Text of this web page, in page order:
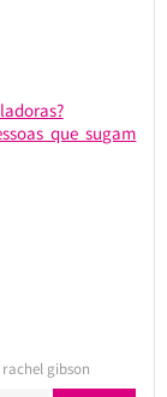
que sugam
rachel gibson